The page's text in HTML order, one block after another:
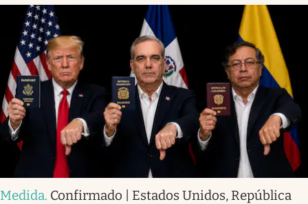
Medida. Confirmado | Estados Unidos, República